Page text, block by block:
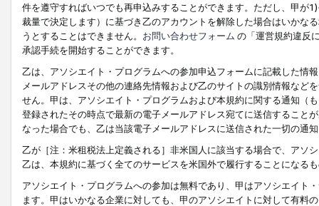
件を遵守すればいつでも再申込みすることができます。ただし、甲が
裁量で決定します）に基づき乙のアカウントを解除した場合はいかな
うとすることはできません。 お問い合わせフォーム の「運営規約違反
承認手続を開始することができます。
乙は、アソシエイト・プログラムへの参加申込フォームに記載した情
メールアドレスその他の連絡先情報および乙のサイトの識別情報など
せん。甲は、アソシエイト・プログラムおよび本規約に関する通知（
登録されたその時点で最新の電子メールアドレス宛てに送信すること
なった場合でも、乙は当該電子メールアドレスに送信された一切の通
乙が［注：米租税法上定義される］非米国人に該当する場合で、アソ
乙は、本規約に基づく全てのサービスを米国外で履行することになる
アソシエイト・プログラムへの参加は無料であり、甲はアソシエイト
ます。甲はいかなる企業に対しても、甲のアソシエイトに対して有料